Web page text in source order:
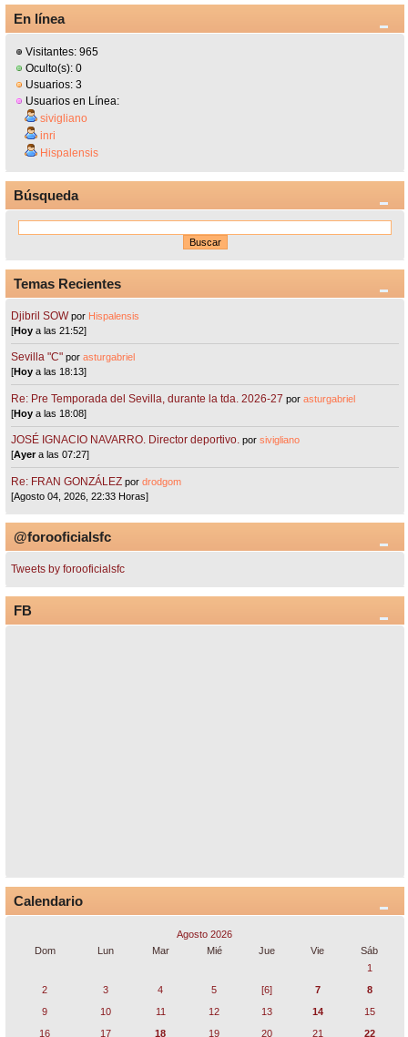
En línea
Visitantes: 965
Oculto(s): 0
Usuarios: 3
Usuarios en Línea:
sivigliano
inri
Hispalensis
Búsqueda
Temas Recientes
Djibril SOW por Hispalensis
[Hoy a las 21:52]
Sevilla "C"porasturgabriel
[Hoy a las 18:13]
Re: Pre Temporada del Sevilla, durante la tda. 2026-27 porasturgabriel
[Hoy a las 18:08]
JOSÉ IGNACIO NAVARRO. Director deportivo. porsivigliano
[Ayera las 07:27]
Re: FRAN GONZÁLEZ pordrodgom
[Agosto 04, 2026, 22:33 Horas]
@forooficialsfc
Tweets by forooficialsfc
FB
Calendario
Agosto 2026
Dom
Lun Mar Mié Jue Vie
Sáb
1
2
3 4 5 [6] 7
8
9
10 11 12 13 14
15
16
17 18 19 20 21 22